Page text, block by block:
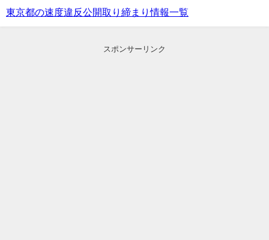
東京都の速度違反公開取り締まり情報一覧
スポンサーリンク